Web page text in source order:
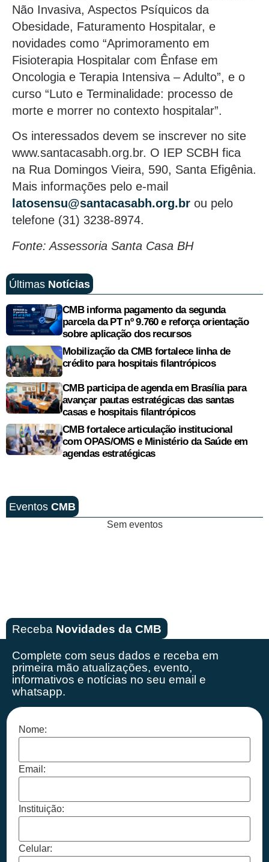
Não Invasiva, Aspectos Psíquicos da
Obesidade, Faturamento Hospitalar, e
novidades como “Aprimoramento em
Fisioterapia Hospitalar com Ênfase em
Oncologia e Terapia Intensiva – Adulto”, e o
curso “Luto e Terminalidade: processo de
morte e morrer no contexto hospitalar”.
Os interessados devem se inscrever no site
www.santacasabh.org.br. O IEP SCBH fica
na Rua Domingos Vieira, 590, Santa Efigênia.
Mais informações pelo e-mail
latosensu@santacasabh.org.br ou pelo
telefone (31) 3238-8974.
Fonte: Assessoria Santa Casa BH
Últimas Notícias
CMB informa pagamento da segunda
parcela da PT nº 9.760 e reforça orientação
sobre aplicação dos recursos
Mobilização da CMB fortalece linha de
crédito para hospitais filantrópicos
CMB participa de agenda em Brasília para
avançar pautas estratégicas das santas
casas e hospitais filantrópicos
CMB fortalece articulação institucional
com OPAS/OMS e Ministério da Saúde em
agendas estratégicas
Eventos CMB
Sem eventos
Receba Novidades da CMB
Complete com seus dados e receba em
primeira mão atualizações, evento,
informativos e notícias no seu email e
whatsapp.
Nome:
Email:
Instituição:
Celular: